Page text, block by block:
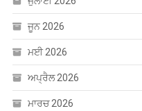
ਜੂਨ 2026
ਮਈ 2026
ਅਪ੍ਰੈਲ 2026
ਮਾਰਚ 2026